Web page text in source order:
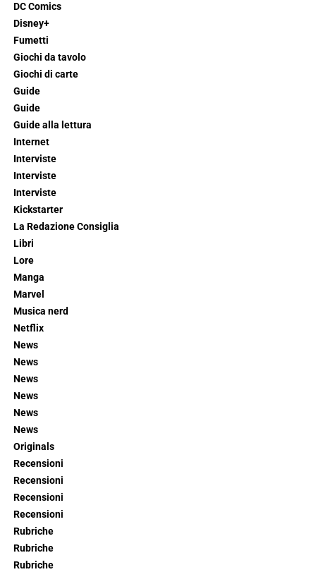
DC Comics
Disney+
Fumetti
Giochi da tavolo
Giochi di carte
Guide
Guide
Guide alla lettura
Internet
Interviste
Interviste
Interviste
Kickstarter
La Redazione Consiglia
Libri
Lore
Manga
Marvel
Musica nerd
Netflix
News
News
News
News
News
News
Originals
Recensioni
Recensioni
Recensioni
Recensioni
Rubriche
Rubriche
Rubriche